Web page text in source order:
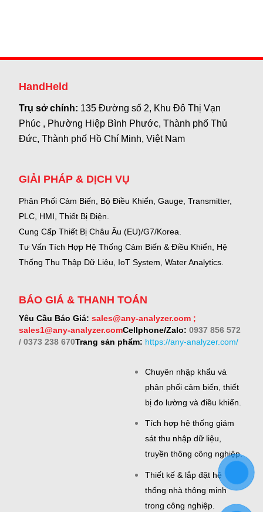
HandHeld
Trụ sở chính: 135 Đường số 2, Khu Đô Thị Vạn
Phúc , Phường Hiệp Bình Phước, Thành phố Thủ
Đức, Thành phố Hồ Chí Minh, Việt Nam
GIẢI PHÁP & DỊCH VỤ
Phân Phối Cảm Biến, Bộ Điều Khiển, Gauge, Transmitter,
PLC, HMI, Thiết Bị Điện.
Cung Cấp Thiết Bị Châu Âu (EU)/G7/Korea.
Tư Vấn Tích Hợp Hệ Thống Cảm Biến & Điều Khiển, Hệ
Thống Thu Thập Dữ Liệu, IoT System, Water Analytics.
BÁO GIÁ & THANH TOÁN
Yêu Cầu Báo Giá: sales@any-analyzer.com ;
sales1@any-analyzer.comCellphone/Zalo: 0937 856 572
/ 0373 238 670Trang sản phẩm: https://any-analyzer.com/
Chuyên nhập khẩu và
phân phối cảm biến, thiết
bị đo lường và điều khiển.
Tích hợp hệ thống giám
sát thu nhập dữ liệu,
truyền thông công nghiệp.
Thiết kế & lắp đặt hệ
thống nhà thông minh
trong công nghiệp.